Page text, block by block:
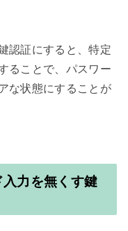
認証にすると、特定
ることで、パスワー
な状態にすることが
力を無くす鍵